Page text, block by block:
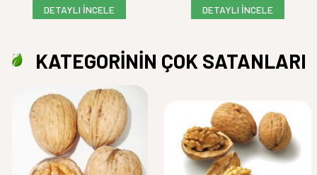
DETAYLI İNCELE DETAYLI İNCELE
KATEGORİNİN ÇOK SATANLARI